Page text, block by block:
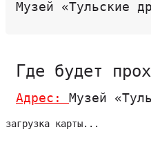
Музей «Тульские
Где будет
Адрес: Музей
загрузка карты...